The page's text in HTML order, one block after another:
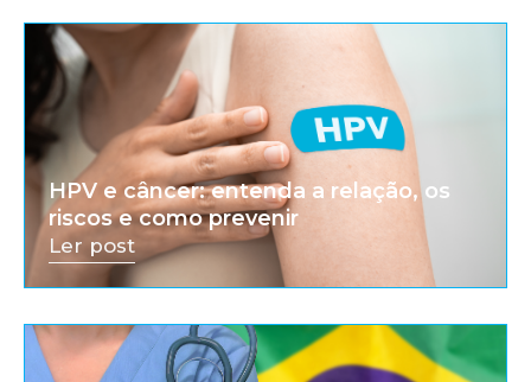
HPV e câncer: entenda a relação, os
riscos e como prevenir
Ler post